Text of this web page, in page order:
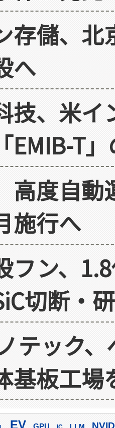
存儲、北
へ
技、米イ
EMIB-T
高度自
施行へ
フン、
切断・
テック
基板工場
EV